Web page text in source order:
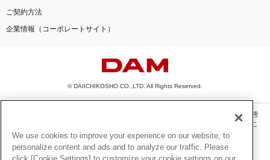
ご契約方法
企業情報（コーポレートサイト）
© DAIICHIKOSHO CO.,LTD. All Rights Reserved.
このサイトに掲載されている一切の文章・画像・写真・動画・音声等を、手段や形態
を問わず、著作権法の定める範囲を超えて無断で複製、転載、ファイル化などするこ
とを禁じます。
楽曲及びコンテンツは、機種によりご利用いただけない場合があります。
We use cookies to improve your experience on our website, to
personalize content and ads and to analyze our traffic. Please